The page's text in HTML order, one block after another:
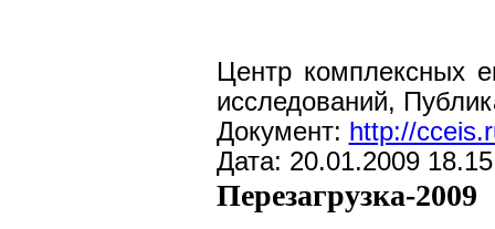
Центр комплексных
исследований,
Документ: http://
Дата: 20.01.2009 18.15
Перезагрузка-2009